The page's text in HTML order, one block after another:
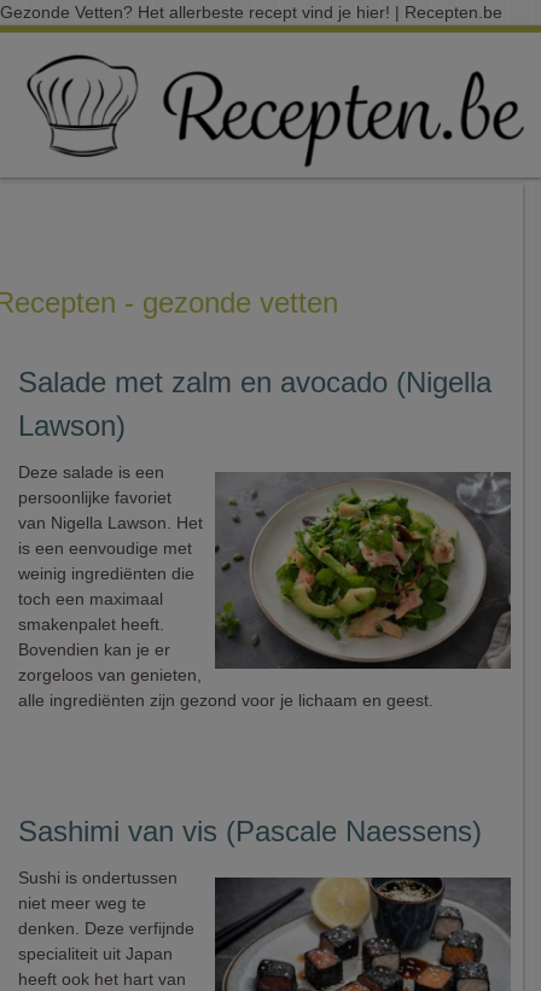
Gezonde Vetten? Het allerbeste recept vind je hier! | Recepten.be
- gezonde vetten
Salade met zalm en avocado (Nigella
Lawson)
Deze salade is een
persoonlijke favoriet
van Nigella Lawson. Het
is een eenvoudige met
weinig ingrediënten die
toch een maximaal
smakenpalet heeft.
Bovendien kan je er
zorgeloos van genieten,
alle ingrediënten zijn gezond voor je lichaam en geest.
Sashimi van vis (Pascale Naessens)
Sushi is ondertussen
niet meer weg te
denken. Deze verfijnde
specialiteit uit Japan
heeft ook het hart van